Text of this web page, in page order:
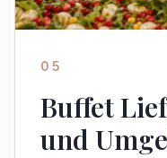
05
Buffet
und